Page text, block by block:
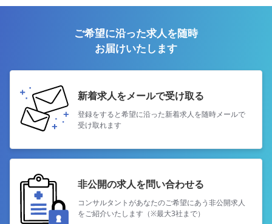
ご希望に沿った求人を随時
お届けいたします
新着求人をメールで受け取る
登録をすると希望に沿った新着求人を随時メールで
受け取れます
非公開の求人を問い合わせる
コンサルタントがあなたのご希望にあう非公開求人
をご紹介いたします（※最大3社まで）